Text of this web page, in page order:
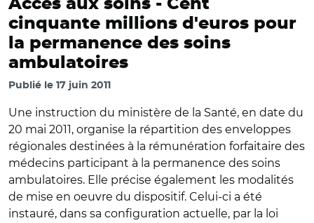
Accès aux soins - Cent
cinquante millions d'euros pour
la permanence des soins
ambulatoires
Publié le 17 juin 2011
Une instruction du ministère de la Santé, en date du
20 mai 2011, organise la répartition des enveloppes
régionales destinées à la rémunération forfaitaire des
médecins participant à la permanence des soins
ambulatoires. Elle précise également les modalités
de mise en oeuvre du dispositif. Celui-ci a été
instauré, dans sa configuration actuelle, par la loi